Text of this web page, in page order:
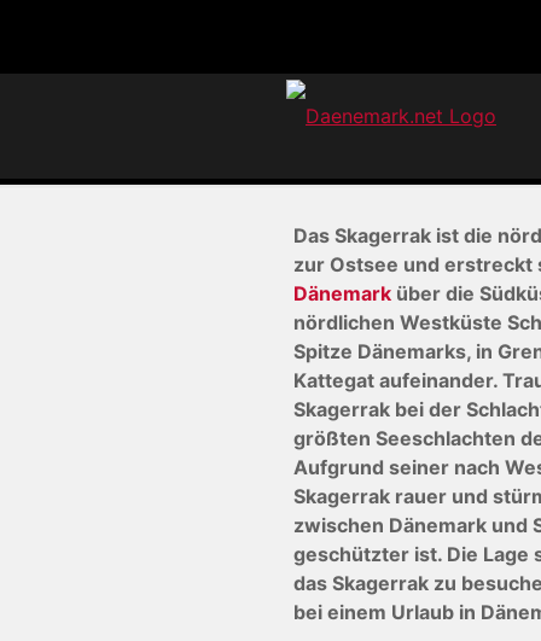
Skagerrak in
Das Skagerrak ist die
zur Ostsee und erstreckt
Dänemarküber die
nördlichen Westküste
Spitze Dänemarks, in
Kattegat aufeinander.
Skagerrak bei der
größten Seeschlachten
Aufgrund seiner nach
Skagerrak rauer und
zwischen Dänemark und
geschützter ist. Die Lage
das Skagerrak zu
bei einem Urlaub in